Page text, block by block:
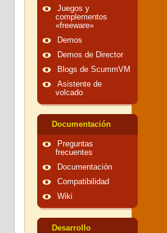
Juegos y
complementos
«freeware»
Demos
Demos de Director
Blogs de ScummVM
Asistente de
volcado
Documentación
Preguntas
frecuentes
Documentación
Compatibilidad
Wiki
Desarrollo